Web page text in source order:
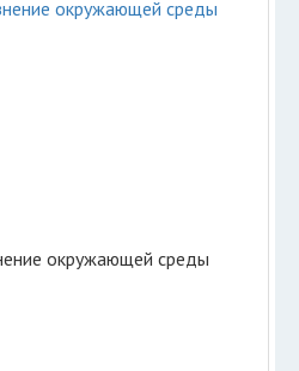
окружающей среды